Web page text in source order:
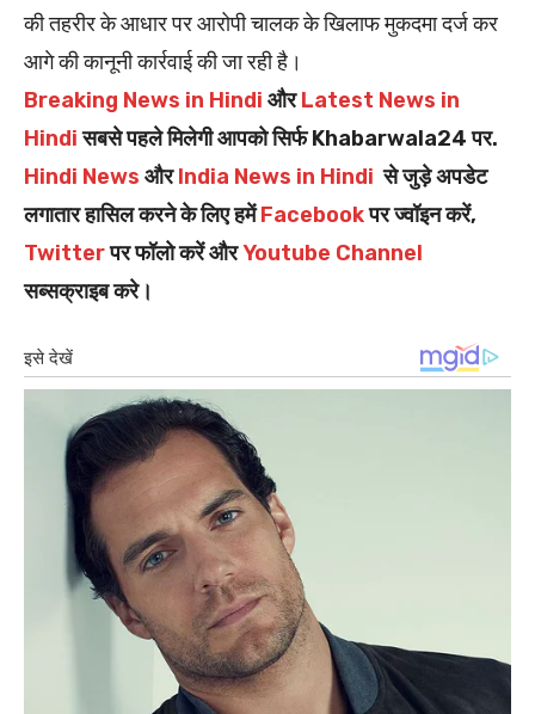
की तहरीर के आधार पर आरोपी चालक के खिलाफ मुकदमा दर्ज कर
आगे की कानूनी कार्रवाई की जा रही है।
Breaking News in Hindi औरLatest News in
Hindiसबसे पहले मिलेगी आपको सिर्फ Khabarwala24 पर.
Hindi News औरIndia News in Hindi से जुड़े अपडेट
लगातार हासिल करने के लिए हमेंFacebookपर ज्वॉइन करें,
Twitterपर फॉलो करें औरYoutube Channel
सब्सक्राइब करे।